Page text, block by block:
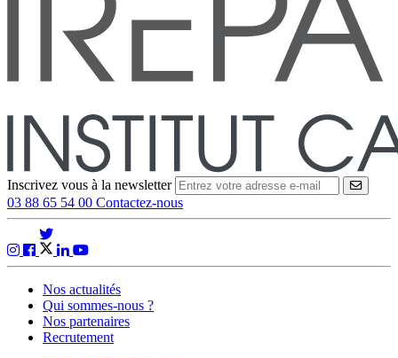
Inscrivez vous à la newsletter
03 88 65 54 00 Contactez-nous
Nos actualités
Qui sommes-nous ?
Nos partenaires
Recrutement